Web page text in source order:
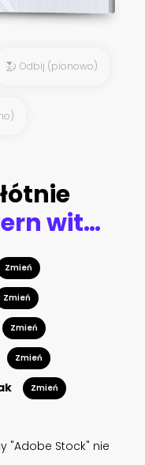
Odbij (pionowo)
Seamless pattern with wine drinking.
Zmień
Zmień
Zmień
Zmień
Zmień
"Adobe Stock" nie